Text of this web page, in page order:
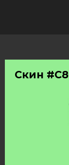
Скин